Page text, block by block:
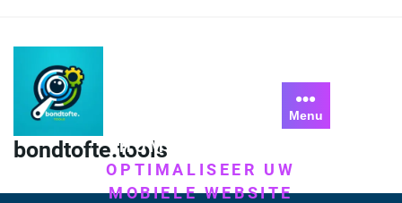
content
bondtofte.tools
Menu
HOME
OPTIMALISEER UW
MOBIELE WEBSITE